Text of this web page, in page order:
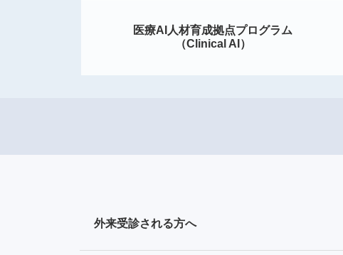
医療AI人材育成拠点プログラム
（Clinical AI）
外来受診される方へ